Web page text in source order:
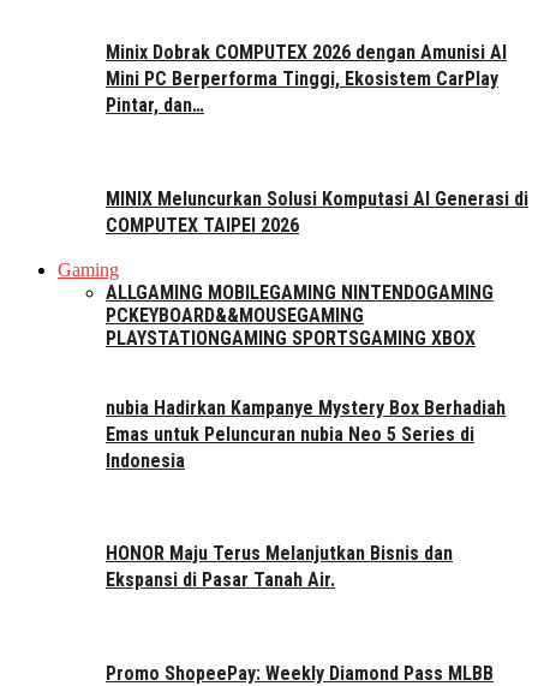
Minix Dobrak COMPUTEX 2026 dengan Amunisi AI
Mini PC Berperforma Tinggi, Ekosistem CarPlay
Pintar, dan…
MINIX Meluncurkan Solusi Komputasi AI Generasi di
COMPUTEX TAIPEI 2026
Gaming
ALLGAMING MOBILEGAMING NINTENDOGAMING
PC KEYBOARD&&MOUSEGAMING
PLAYSTATION GAMING SPORTSGAMING XBOX
nubia Hadirkan Kampanye Mystery Box Berhadiah
Emas untuk Peluncuran nubia Neo 5 Series di
Indonesia
HONOR Maju Terus Melanjutkan Bisnis dan
Ekspansi di Pasar Tanah Air.
Promo ShopeePay: Weekly Diamond Pass MLBB